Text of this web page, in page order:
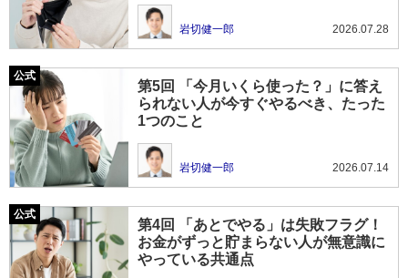
岩切健一郎 2026.07.28
第5回 「今月いくら使った？」に答え
られない人が今すぐやるべき、たった
1つのこと
岩切健一郎 2026.07.14
第4回 「あとでやる」は失敗フラグ！
お金がずっと貯まらない人が無意識に
やっている共通点